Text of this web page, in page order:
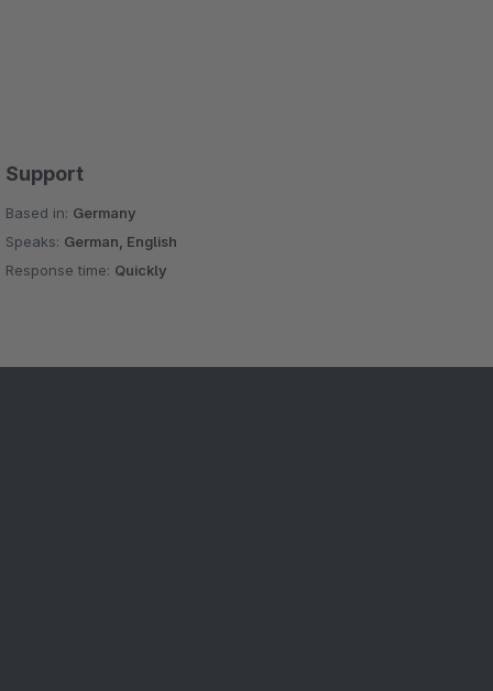
Support
Based in: Germany
Speaks: German, English
Response time: Quickly